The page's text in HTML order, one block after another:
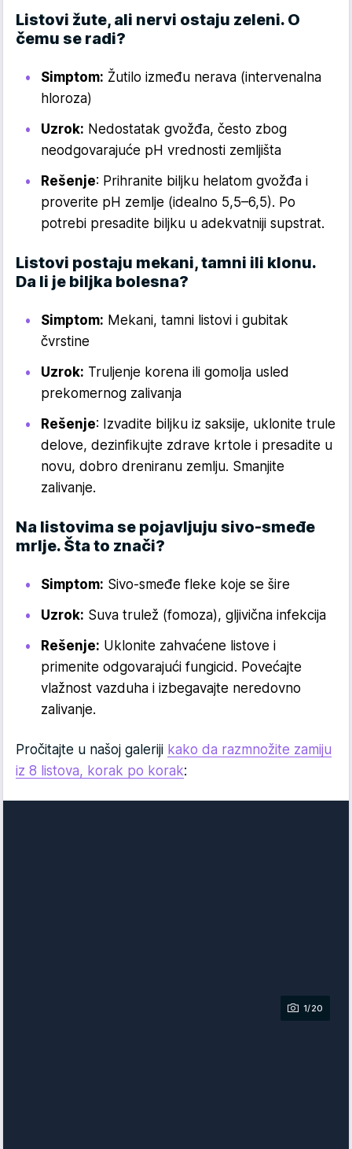
Listovi žute, ali nervi ostaju zeleni. O
čemu se radi?
Simptom: Žutilo između nerava (intervenalna
hloroza)
Uzrok: Nedostatak gvožđa, često zbog
neodgovarajuće pH vrednosti zemljišta
Rešenje: Prihranite biljku helatom gvožđa i
proverite pH zemlje (idealno 5,5–6,5). Po
potrebi presadite biljku u adekvatniji supstrat.
Listovi postaju mekani, tamni ili klonu.
Da li je biljka bolesna?
Simptom: Mekani, tamni listovi i gubitak
čvrstine
Uzrok: Truljenje korena ili gomolja usled
prekomernog zalivanja
Rešenje: Izvadite biljku iz saksije, uklonite trule
delove, dezinfikujte zdrave krtole i presadite u
novu, dobro dreniranu zemlju. Smanjite
zalivanje.
Na listovima se pojavljuju sivo-smeđe
mrlje. Šta to znači?
Simptom: Sivo-smeđe fleke koje se šire
Uzrok: Suva trulež (fomoza), gljivična infekcija
Rešenje: Uklonite zahvaćene listove i
primenite odgovarajući fungicid. Povećajte
vlažnost vazduha i izbegavajte neredovno
zalivanje.
Pročitajte u našoj galeriji kako da razmnožite zamiju
iz 8 listova, korak po korak:
1/20